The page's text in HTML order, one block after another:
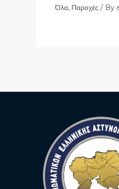
Όλα, Παροχές / By